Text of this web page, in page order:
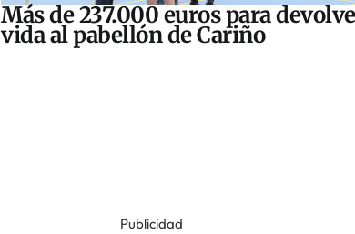
Más de 237.000 euros para
vida al pabellón de Cariño
Publicidad